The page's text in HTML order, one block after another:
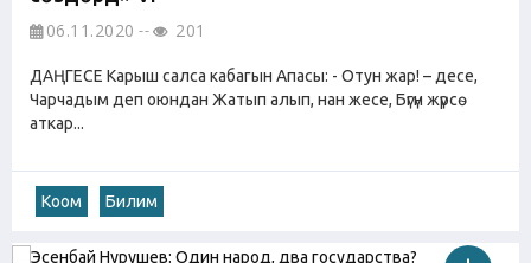
06.11.2020 201
ДАҢГЕСЕ Карыш салса кабагын Апасы: - Отун жар! – десе,
Чарчадым деп оюндан Жатып алып, нан жесе, Бүгүн жүрсѳ
аткар...
Коом Билим